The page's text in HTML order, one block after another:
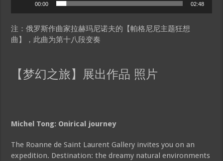
00:00 02:48
注：俄罗斯作曲家拉赫玛尼诺夫的【帕格尼尼主题狂想
曲】，此曲为第十八段变奏
【梦幻之旅】展出作品 照片
Michel Tong: Onirical journey
The Roanne de Saint Laurent Gallery invites you on an
expedition. Destination: the dreamy natural environments